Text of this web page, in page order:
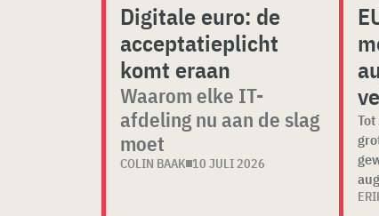
Digitale euro: de
acceptatieplicht
komt eraan
Waarom elke IT-
afdeling nu aan de slag
moet
COLIN BAAK 10 JULI 2026